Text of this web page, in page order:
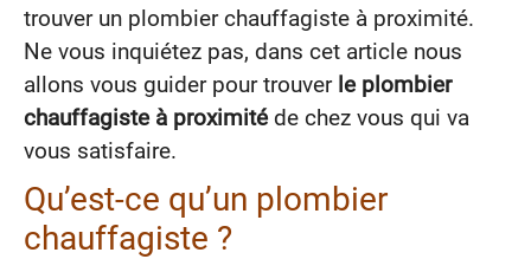
trouver un plombier chauffagiste à proximité.
Ne vous inquiétez pas, dans cet article nous
allons vous guider pour trouver le plombier
chauffagiste à proximitéde chez vous qui va
vous satisfaire.
Qu’est-ce qu’un plombier
chauffagiste ?